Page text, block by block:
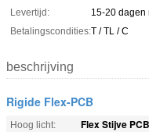
Levertijd:
15-20 dagen
Betalingscondities:T / TL / C
beschrijving
Rigide Flex-PCB
Hoog licht: Flex Stijve PCB